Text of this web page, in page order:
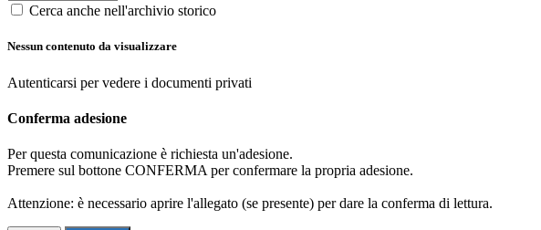
Cerca anche nell'archivio storico
Nessun contenuto da visualizzare
Autenticarsi per vedere i documenti privati
Conferma adesione
Per questa comunicazione è richiesta un'adesione.
Premere sul bottone CONFERMA per confermare la propria adesione.
Attenzione: è necessario aprire l'allegato (se presente) per dare la conferma di lettura.